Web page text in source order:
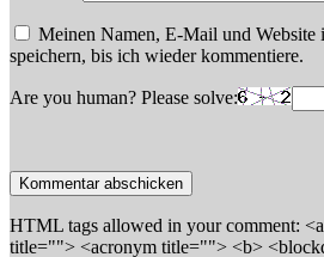
Meinen Namen, E-Mail und Website
speichern, bis ich wieder kommentiere.
Are you human? Please solve:
HTML tags allowed in your comment:
title=""> <acronym title=""> <b>